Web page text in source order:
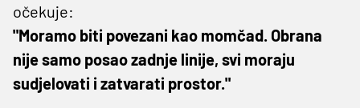
očekuje:
"Moramo biti povezani kao momčad. Obrana
nije samo posao zadnje linije, svi moraju
sudjelovati i zatvarati prostor."